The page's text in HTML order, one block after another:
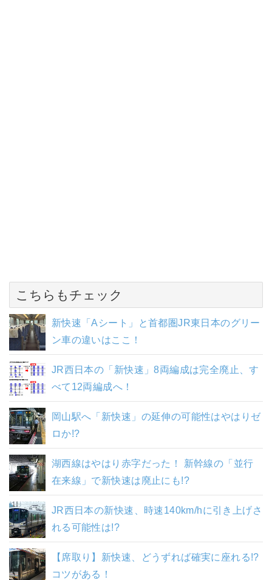
こちらもチェック
新快速「Aシート」と首都圏JR東日本のグリー
ン車の違いはここ！
JR西日本の「新快速」8両編成は完全廃止、す
べて12両編成へ！
岡山駅へ「新快速」の延伸の可能性はやはりゼ
ロか!?
湖西線はやはり赤字だった！ 新幹線の「並行
在来線」で新快速は廃止にも!?
JR西日本の新快速、時速140km/hに引き上げさ
れる可能性は!?
【席取り】新快速、どうずれば確実に座れる!?
コツがある！